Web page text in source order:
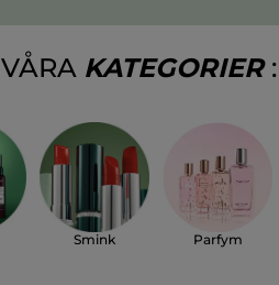
KATEGORIER :
Smink Parfym